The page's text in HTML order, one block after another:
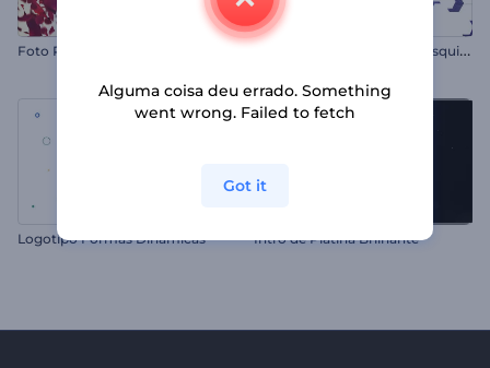
Foto Revelador Pétalas Caindo A
presentação de Logo - Pesquisa na Internet
Logotipo Formas Dinâmicas Intro de Platina Brilhante
Alguma coisa deu errado. Something
went wrong. Failed to fetch
Got it